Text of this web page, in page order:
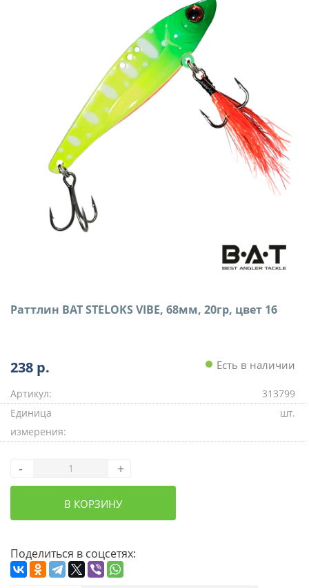
Раттлин BAT STELOKS VIBE, 68мм, 20гр, цвет 16
238 р. Есть в наличии
Артикул:
313799
Единица
измерения:
шт.
- +
В КОРЗИНУ
Поделиться в соцсетях: